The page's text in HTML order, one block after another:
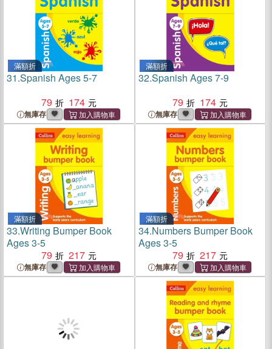
滿額折
31.Spanish Ages 5-7
79
174
無庫存
滿額折
32.Spanish Ages 7-9
79
174
無庫存
滿額折
33.Writing Bumper Book
Ages 3-5
79
217
無庫存
滿額折
34.Numbers Bumper Book
Ages 3-5
79
217
無庫存